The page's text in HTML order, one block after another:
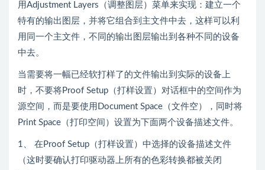
用Adjustment Layers（调整图层）菜单来实现：建立一个
特有的输出图层，并将它组合到主文件中去，这样可以利
用同一个主文件，不同的输出图层输出到各种不同的设备
中去。
当需要将一幅已经软打样了的文件输出到实际的设备上
时，不要将Proof Setup（打样设置）对话框中的空间作为
源空间，而是要使用Document Space（文件空），同时将
Print Space（打印空间）设置为下面两个设备描述文件。
1、 在Proof Setup（打样设置）中选择的设备描述文件
（这时要确认打印驱动器上所有的色彩转换都被关闭